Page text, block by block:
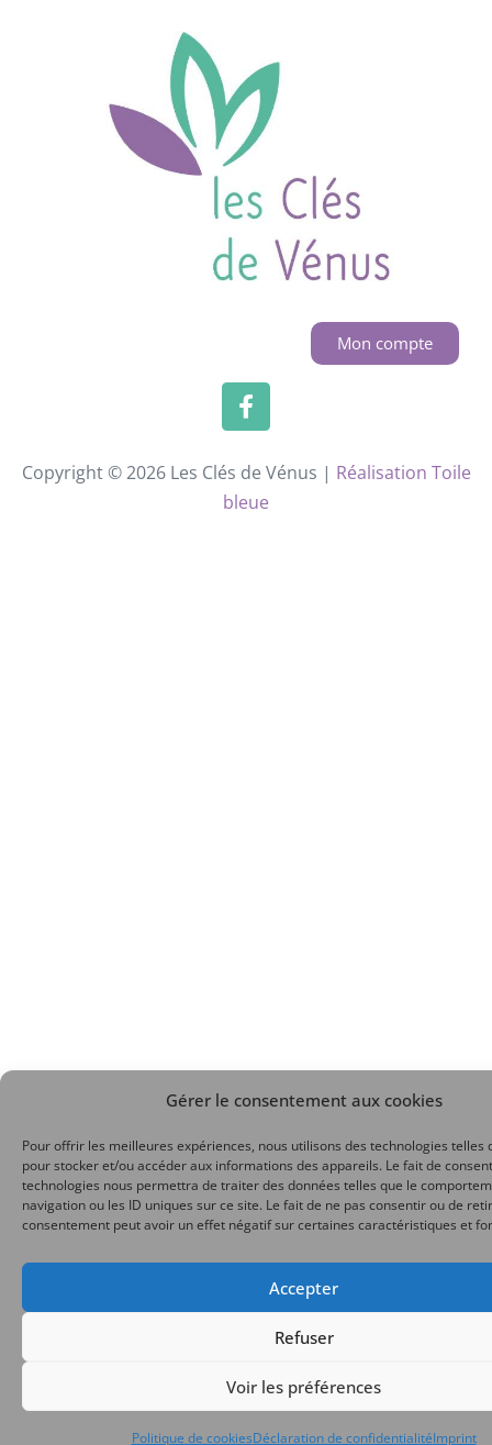
Gérer le consentement aux cookies
Pour offrir les meilleures expériences, nous utilisons des technologies telles
pour stocker et/ou accéder aux informations des appareils. Le fait de
technologies nous permettra de traiter des données telles que le
navigation ou les ID uniques sur ce site. Le fait de ne pas consentir ou de
consentement peut avoir un effet négatif sur certaines caractéristiques et
Accepter
Refuser
Voir les préférences
Politique de cookiesDéclaration de confidentialitéImprint
Mon compte
Copyright © 2026 Les Clés de Vénus | Réalisation Toile
bleue